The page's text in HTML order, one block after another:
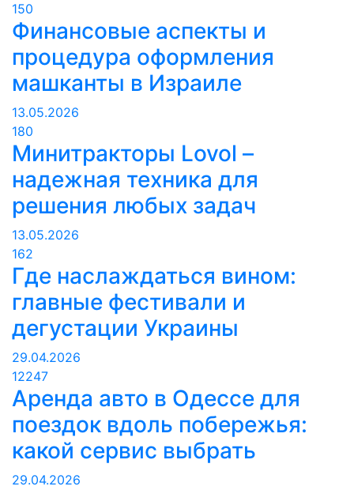
150
Финансовые аспекты и
процедура оформления
машканты в Израиле
13.05.2026
180
Минитракторы Lovol –
надежная техника для
решения любых задач
13.05.2026
162
Где наслаждаться вином:
главные фестивали и
дегустации Украины
29.04.2026
12247
Аренда авто в Одессе для
поездок вдоль побережья:
какой сервис выбрать
29.04.2026